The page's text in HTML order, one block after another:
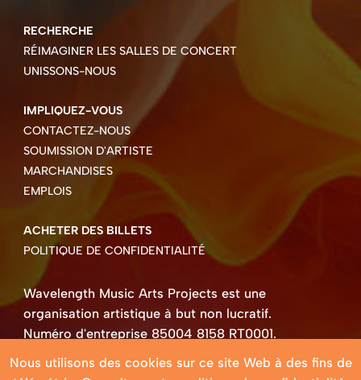
RECHERCHE
RÉIMAGINER LES SALLES DE CONCERT
UNISSONS-NOUS
IMPLIQUEZ-VOUS
CONTACTEZ-NOUS
SOUMISSION D'ARTISTE
MARCHANDISES
EMPLOIS
ACHETER DES BILLETS
POLITIQUE DE CONFIDENTIALITÉ
Wavelength Music Arts Projects est une
organisation artistique à but non lucratif.
Numéro d'entreprise 85004 8158 RT0001.
Droits d'auteur ©2026 Wavelength Music Art
Projects
Nous utilisons des cookies sur ce site Web à des fins de